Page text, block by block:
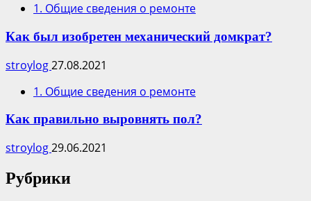
1. Общие сведения о ремонте
Как был изобретен механический домкрат?
stroylog27.08.2021
1. Общие сведения о ремонте
Как правильно выровнять пол?
stroylog29.06.2021
Рубрики